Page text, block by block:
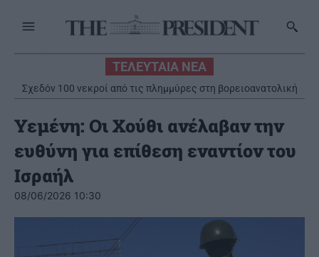
ΤΕΛΕΥΤΑΙΑ ΝΕΑ
Σχεδόν 100 νεκροί από τις πλημμύρες στη βορειοανατολική
Ινδία
Ολικός ανασχεδιασμός και ενίσχυση της Πολιτικής
Προστασίας και του Π.Σ. την περίοδο 2019-2026
Υεμένη: Οι Χούθι ανέλαβαν την
ευθύνη για επίθεση εναντίον του
Ισραήλ
08/06/2026 10:30